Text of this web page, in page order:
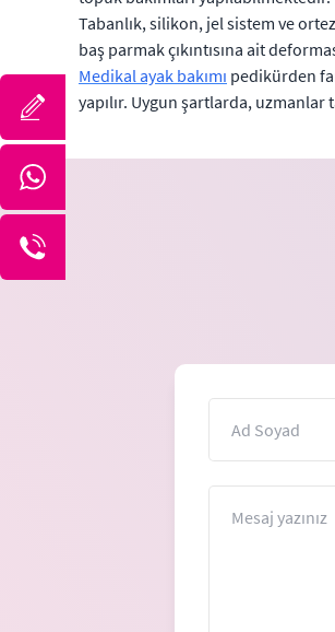
Tabanlık, silikon, jel sistem ve
baş parmak çıkıntısına ait
Medikal ayak bakımı pedikürden
yapılır. Uygun şartlarda,